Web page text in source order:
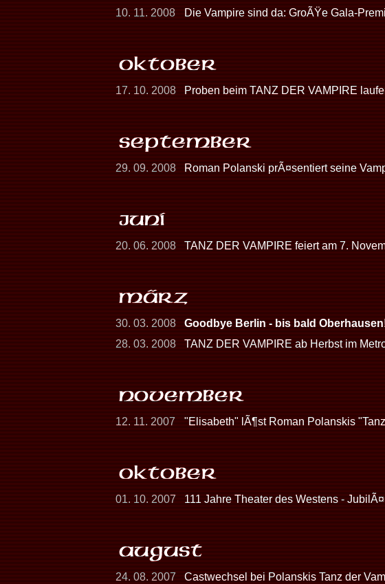
10. 11. 2008 Die Vampire sind da: GroÃŸe Gala-
17. 10. 2008 Proben beim TANZ DER VAMPIRE
29. 09. 2008 Roman Polanski prÃ¤sentiert seine
20. 06. 2008 TANZ DER VAMPIRE feiert am 7.
30. 03. 2008
Goodbye Berlin - bis bald
28. 03. 2008
TANZ DER VAMPIRE ab Herbst im
12. 11. 2007 "Elisabeth" lÃ¶st Roman Polanskis
01. 10. 2007 111 Jahre Theater des Westens -
24. 08. 2007 Castwechsel bei Polanskis Tanz der